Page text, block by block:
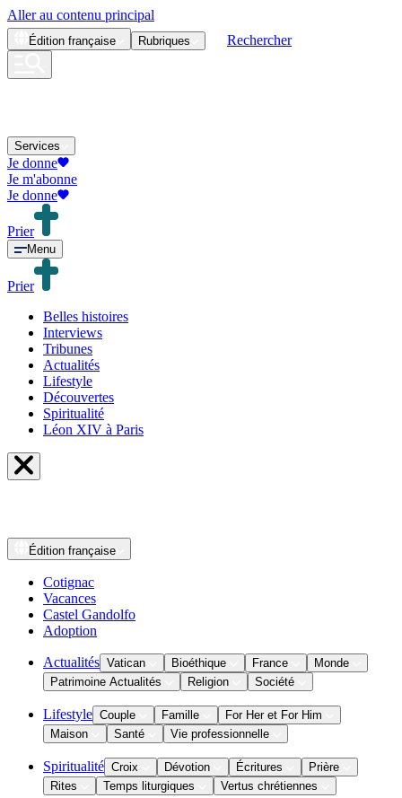
Aller au contenu principal
Édition française Rubriques Rechercher
Services
Je donne
Je m'abonne
Je donne
Prier
Menu
Prier
Belles histoires
Interviews
Tribunes
Actualités
Lifestyle
Découvertes
Spiritualité
Léon XIV à Paris
Édition française
Cotignac
Vacances
Castel Gandolfo
Adoption
Actualités Vatican Bioéthique France
Monde
Patrimoine Actualités
Religion Société
Lifestyle Couple Famille
For Her et For Him
Maison
Santé Vie professionnelle
Spiritualité Croix Dévotion Écritures
Prière
Rites
Temps liturgiques Vertus chrétiennes